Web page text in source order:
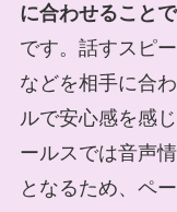
に合わせること
です。話すスピ
などを相手に合
ルで安心感を感
ールスでは音声
となるため、ペ